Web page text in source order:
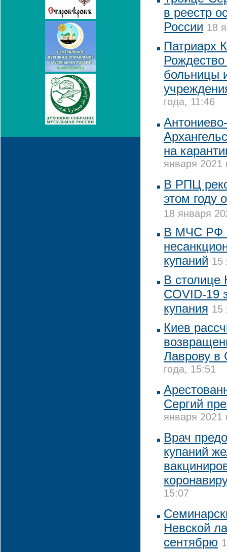
в реестр
России 18
Патриарх
больницы
года, 11:46
на
января 2021
В РПЦ
этом году
18 января
В МЧС РФ
купаний 15
В столице
COVID-19
купания 15
Киев
Лаврову в
года, 15:51
Сергий
января 2021
Врач
купаний
15:07
Невской
сентябрю